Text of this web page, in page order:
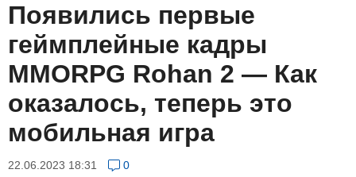
Появились первые
геймплейные кадры
MMORPG Rohan 2 — Как
оказалось, теперь это
мобильная игра
22.06.2023 18:31 0